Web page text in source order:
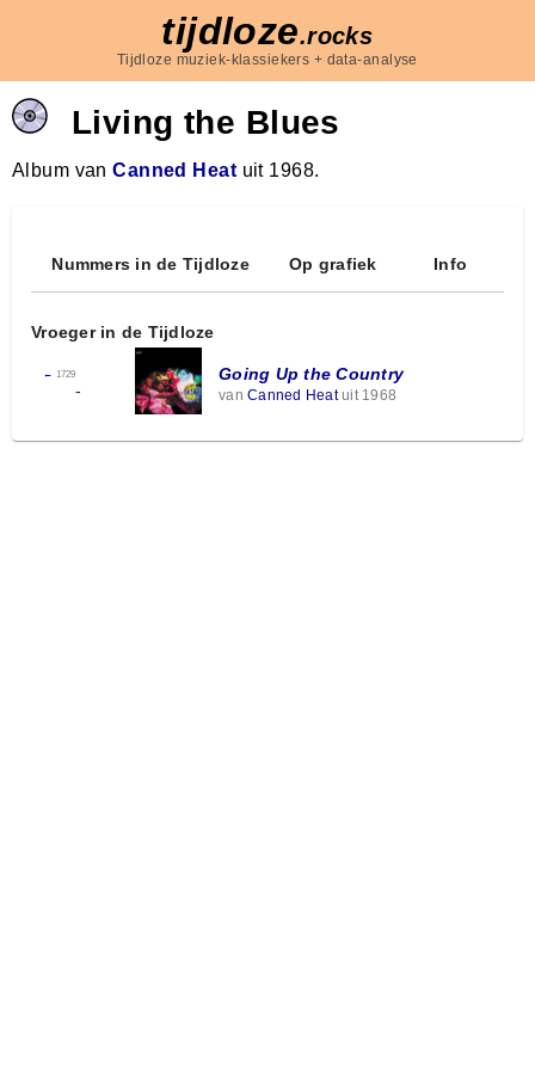
tijdloze.rocks
Tijdloze muziek-klassiekers + data-analyse
Living the Blues
Album vanCanned Heat uit 1968.
Nummers in de Tijdloze Op grafiek Info
Vroeger in de Tijdloze
← 1729
-
Going Up the Country
van Canned Heatuit 1968